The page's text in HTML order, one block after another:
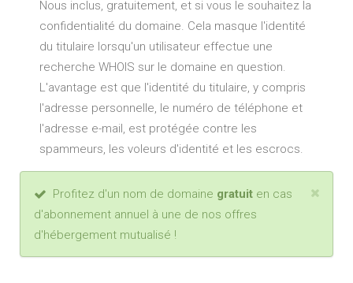
Nous inclus, gratuitement, et si vous le souhaitez la
confidentialité du domaine. Cela masque l'identité
du titulaire lorsqu'un utilisateur effectue une
recherche WHOIS sur le domaine en question.
L'avantage est que l'identité du titulaire, y compris
l'adresse personnelle, le numéro de téléphone et
l'adresse e-mail, est protégée contre les
spammeurs, les voleurs d'identité et les escrocs.
Profitez d'un nom de domaine gratuit en cas
d'abonnement annuel à une de nos offres
d'hébergement mutualisé !